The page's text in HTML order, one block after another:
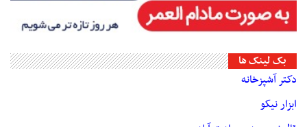
بک لینک ها
دکتر آشپزخانه
ابزار نیکو